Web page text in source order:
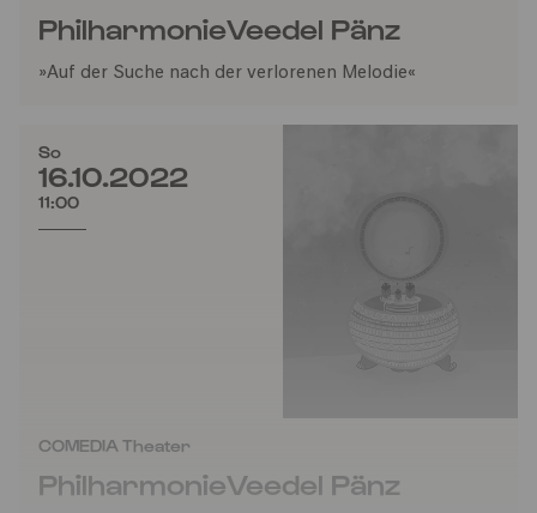
PhilharmonieVeedel Pänz
»Auf der Suche nach der verlorenen Melodie«
So
16.10.2022
11:00
COMEDIA Theater
PhilharmonieVeedel Pänz